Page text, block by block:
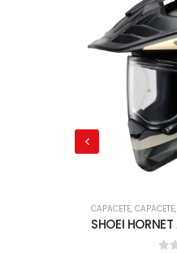
CAPACETE, CAPACETE,